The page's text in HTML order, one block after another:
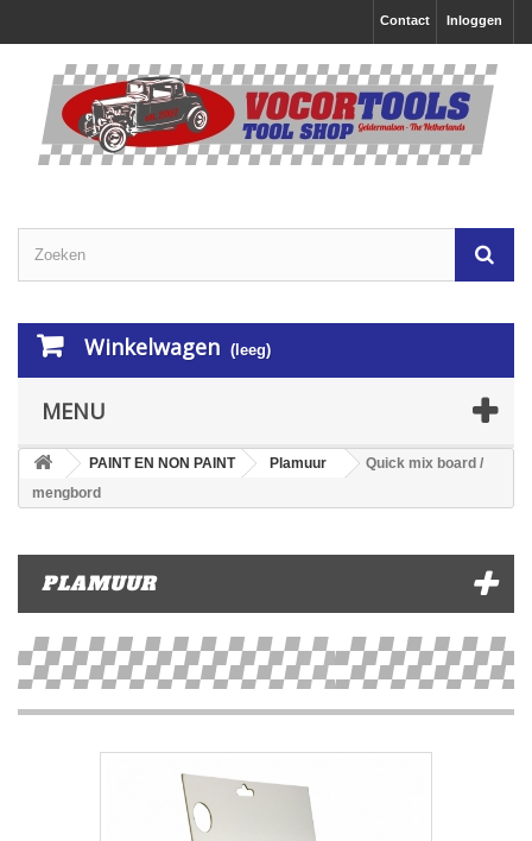
Inloggen
Contact
Winkelwagen (leeg)
MENU
PAINT EN NON PAINT Plamuur
Quick mix board /
mengbord
PLAMUUR